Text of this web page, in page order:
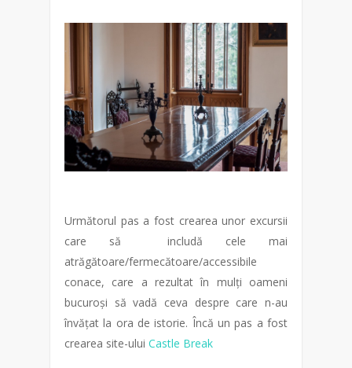
Următorul pas a fost crearea unor excursii
care să includă cele mai
atrăgătoare/fermecătoare/accessibile
conace, care a rezultat în mulți oameni
bucuroși să vadă ceva despre care n-au
învățat la ora de istorie. Încă un pas a fost
crearea site-ului Castle Break